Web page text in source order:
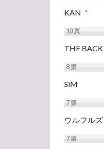
KAN *
10票
THE
8票
SiM
7票
ウルフルズ
7票